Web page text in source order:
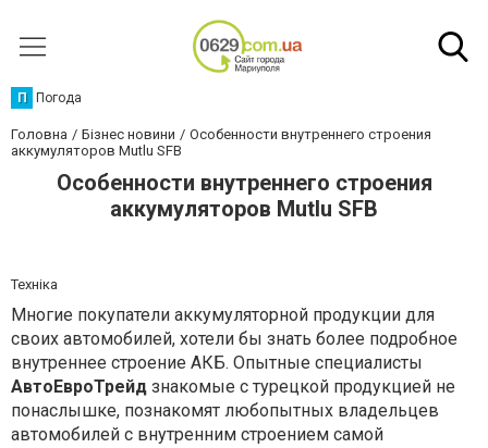
П Погода
Головна Бізнес новини
Особенности внутреннего строения
аккумуляторов Mutlu SFB
Особенности внутреннего строения
аккумуляторов Mutlu SFB
Техніка
Многие покупатели аккумуляторной продукции для
своих автомобилей, хотели бы знать более подробное
внутреннее строение АКБ. Опытные специалисты
АвтоЕвроТрейд знакомые с турецкой продукцией не
понаслышке, познакомят любопытных владельцев
автомобилей с внутренним строением самой